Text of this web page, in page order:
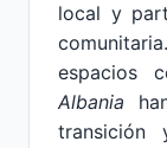
local y
espacios
Albania
transición